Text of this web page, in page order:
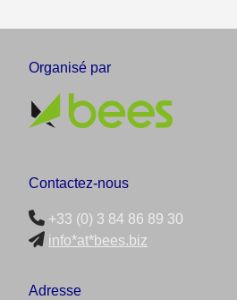
Organisé par
Contactez-nous
+33 (0) 3 84 86 89 30
info*at*bees.biz
Adresse